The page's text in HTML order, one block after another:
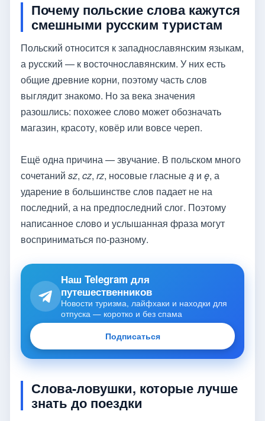
Почему польские слова кажутся
смешными русским туристам
Польский относится к западнославянским языкам,
а русский — к восточнославянским. У них есть
общие древние корни, поэтому часть слов
выглядит знакомо. Но за века значения
разошлись: похожее слово может обозначать
магазин, красоту, ковёр или вовсе череп.
Ещё одна причина — звучание. В польском много
сочетаний sz, cz, rz, носовые гласныеą и ę, а
ударение в большинстве слов падает не на
последний, а на предпоследний слог. Поэтому
написанное слово и услышанная фраза могут
восприниматься по-разному.
Наш Telegram для
путешественников
Новости туризма, лайфхаки и находки для
отпуска — коротко и без спама
Подписаться
Слова-ловушки, которые лучше
знать до поездки